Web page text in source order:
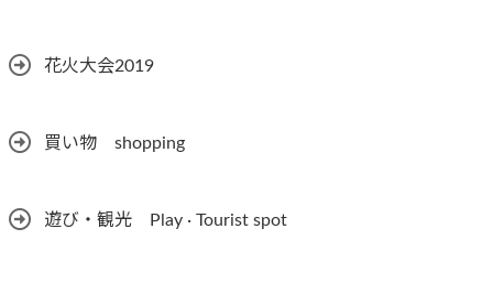
花火大会2019
買い物 shopping
遊び・観光 Play · Tourist spot